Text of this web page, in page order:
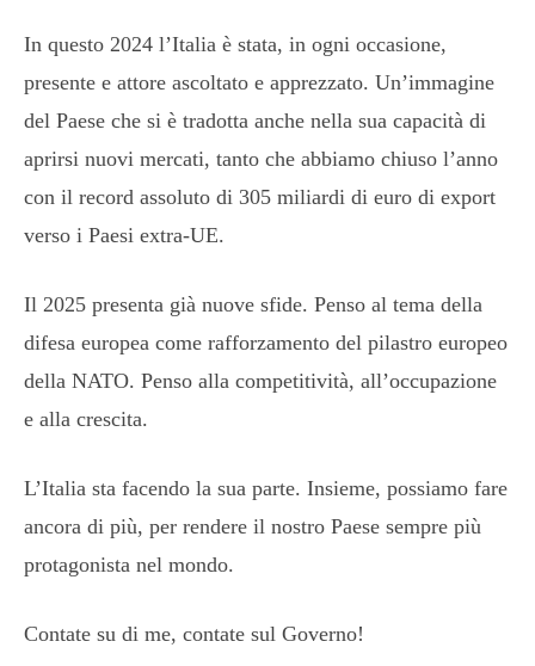
In questo 2024 l’Italia è stata, in ogni occasione,
presente e attore ascoltato e apprezzato. Un’immagine
del Paese che si è tradotta anche nella sua capacità di
aprirsi nuovi mercati, tanto che abbiamo chiuso l’anno
con il record assoluto di 305 miliardi di euro di export
verso i Paesi extra-UE.
Il 2025 presenta già nuove sfide. Penso al tema della
difesa europea come rafforzamento del pilastro europeo
della NATO. Penso alla competitività, all’occupazione
e alla crescita.
L’Italia sta facendo la sua parte. Insieme, possiamo fare
ancora di più, per rendere il nostro Paese sempre più
protagonista nel mondo.
Contate su di me, contate sul Governo!